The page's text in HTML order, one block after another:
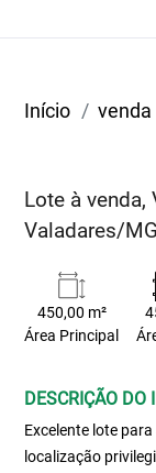
Início venda
Lote à venda,
Valadares/MG
450,00 m²
Área Principal
DESCRIÇÃO DO
Excelente lote
localização